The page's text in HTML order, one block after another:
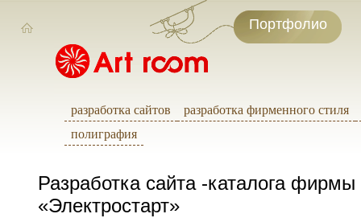
Портфолио
разработка сайтов
разработка фирменного стиля
полиграфия
Разработка сайта -каталога фирмы
«Электростарт»